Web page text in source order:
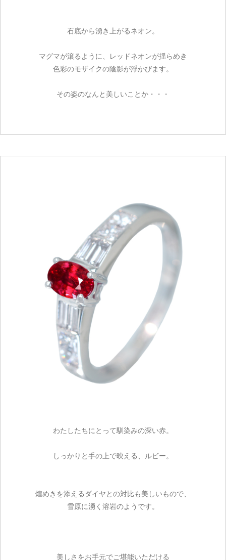
石底から湧き上がるネオン。
マグマが滾るように、レッドネオンが揺らめき
色彩のモザイクの陰影が浮かびます。
その姿のなんと美しいことか・・・
わたしたちにとって馴染みの深い赤。
しっかりと手の上で映える、ルビー。
煌めきを添えるダイヤとの対比も美しいもので、
雪原に湧く溶岩のようです。
美しさをお手元でご堪能いただける